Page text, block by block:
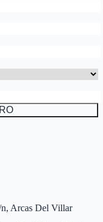
Arcas Del Villar